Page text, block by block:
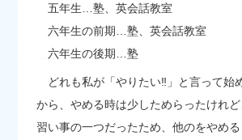
五年生…塾、英会話教室
六年生の前期…塾、英会話教室
六年生の後期…塾
どれも私が「やりたい‼」と言って始
から、やめる時は少しためらったけれ
習い事の一つだったため、他のをやめ